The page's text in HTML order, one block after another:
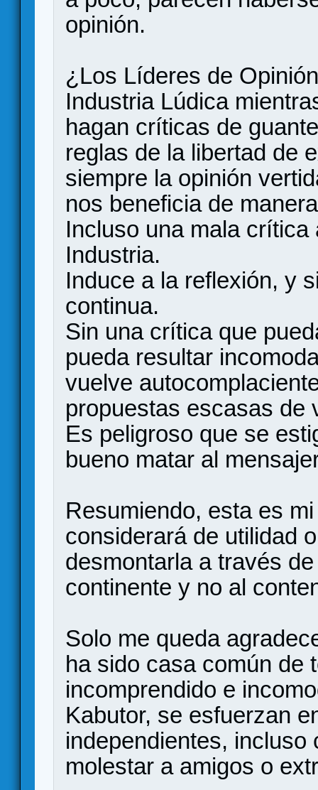
opinión.
¿Los Líderes de
Industria Lúdica
hagan críticas de
reglas de la libertad de
siempre la opinión
nos beneficia de
Incluso una mala
Industria.
Induce a la reflexión, y
continua.
Sin una crítica que
pueda resultar
vuelve
propuestas escasas de
Es peligroso que se
bueno matar al
Resumiendo, esta es
considerará de utilidad
desmontarla a través
continente y no al
Solo me queda
ha sido casa común de
incomprendido e
Kabutor, se esfuerzan
independientes,
molestar a amigos o